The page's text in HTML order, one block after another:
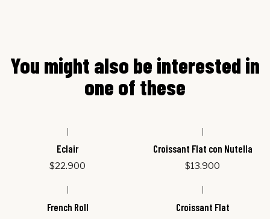
You might also be interested in
one of these
Eclair
$22.900
Croissant Flat con Nutella
$13.900
French Roll Croissant Flat